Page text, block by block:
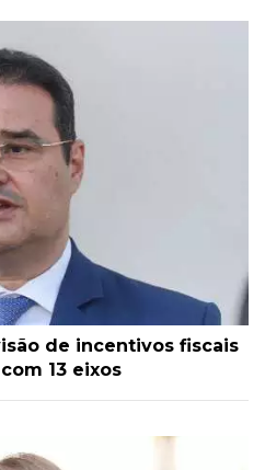
de incentivos fiscais
13 eixos